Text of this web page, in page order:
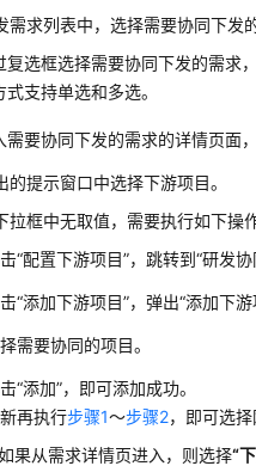
需求列表中，选择需要协同下发
复选框选择需要协同下发的需求
式支持单选和多选。
需要协同下发的需求的详情页面
的提示窗口中选择下游项目。
拉框中无取值，需要执行如下操
“配置下游项目”，跳转到“研发
“添加下游项目”，弹出“添加下游
需要协同的项目。
“添加”，即可添加成功。
再执行步骤1～步骤2，即可选择
果从需求详情页进入，则选择“